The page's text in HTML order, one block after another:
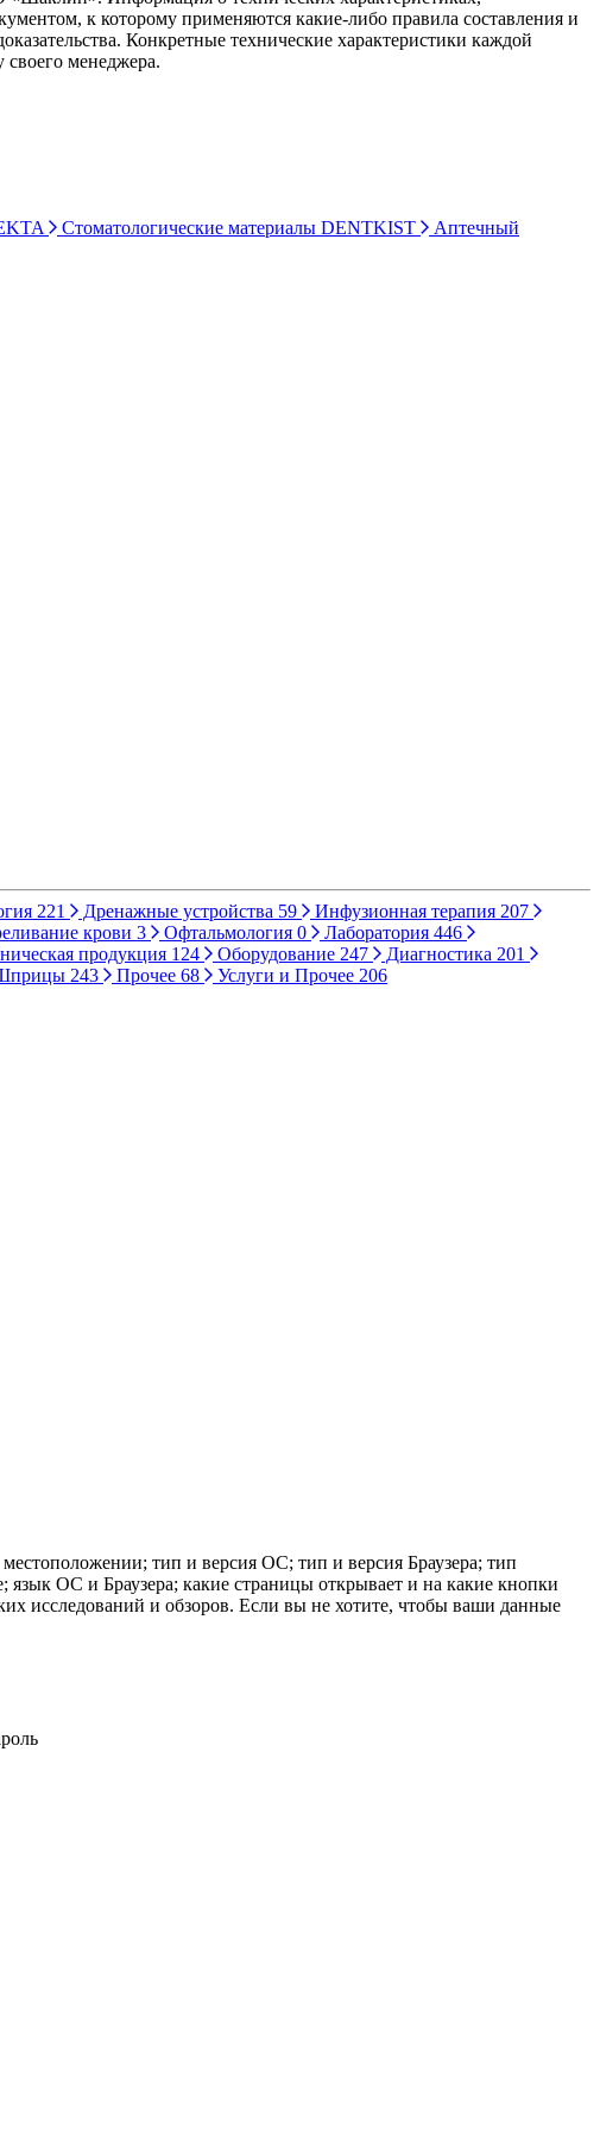
к которому применяются какие-либо правила составления и
Конкретные технические характеристики каждой
менеджера.
Стоматологические материалы DENTKIST
Аптечный
221 Дренажные устройства 59 Инфузионная терапия 207
крови 3 Офтальмология 0 Лаборатория 446
продукция 124 Оборудование 247 Диагностика 201
243 Прочее 68 Услуги и Прочее 206
тип и версия ОС; тип и версия Браузера; тип
язык ОС и Браузера; какие страницы открывает и на какие кнопки
исследований и обзоров. Если вы не хотите, чтобы ваши данные